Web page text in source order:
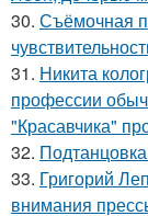
30. Съёмочная
31. Никита
профессии
"Красавчика"
32.
33. Григорий
внимания